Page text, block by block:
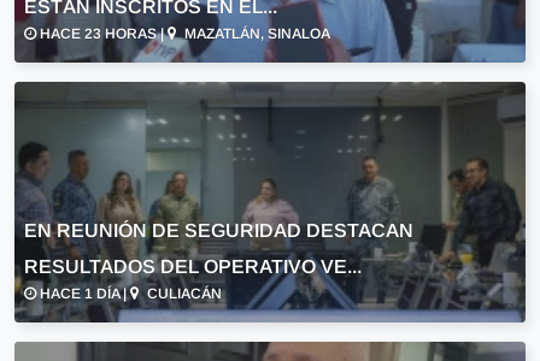
ESTÁN INSCRITOS EN EL...
HACE 23 HORAS | MAZATLÁN, SINALOA
EN REUNIÓN DE SEGURIDAD DESTACAN
RESULTADOS DEL OPERATIVO VE...
HACE 1 DÍA | CULIACÁN